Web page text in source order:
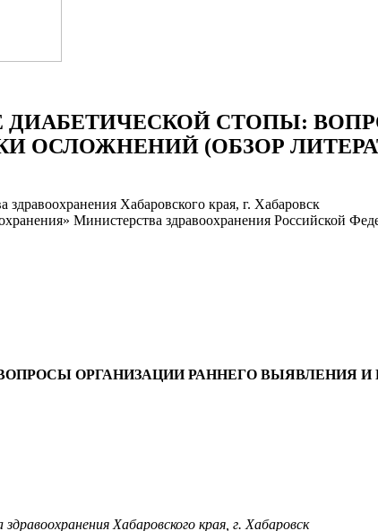
СТОПЫ:
ОСЛОЖНЕНИЙ (ОБЗОР
Хабаровского края, г. Хабаровск
Министерства здравоохранения Российской
ОРГАНИЗАЦИИ РАННЕГО ВЫЯВЛЕНИЯ
Хабаровского края, г. Хабаровск